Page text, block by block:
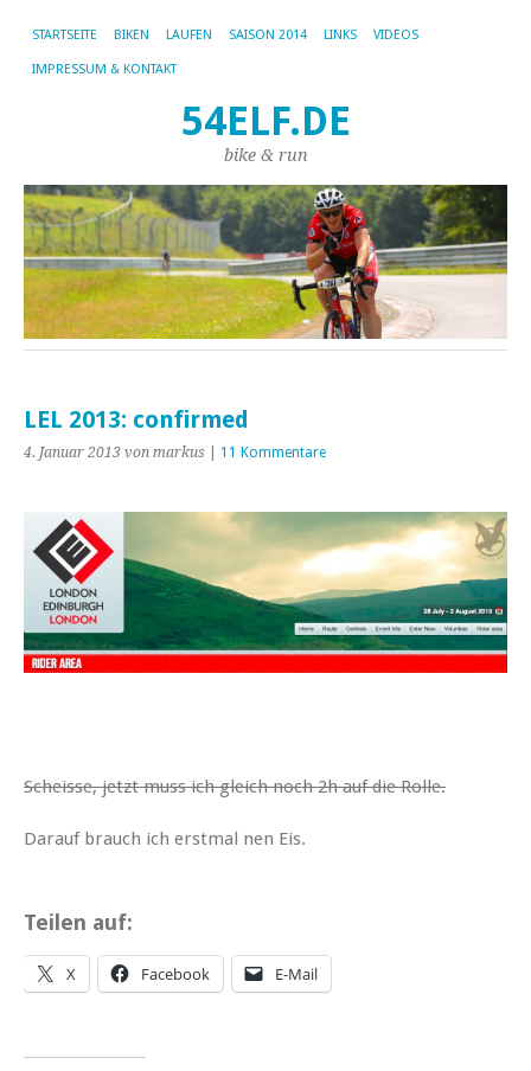
STARTSEITE BIKEN LAUFEN SAISON 2014 LINKS VIDEOS
IMPRESSUM & KONTAKT
54ELF.DE
bike & run
LEL 2013: confirmed
4. Januar 2013 von markus 11 Kommentare
Scheisse, jetzt muss ich gleich noch 2h auf die Rolle.
Darauf brauch ich erstmal nen Eis.
Teilen auf:
X Facebook E-Mail